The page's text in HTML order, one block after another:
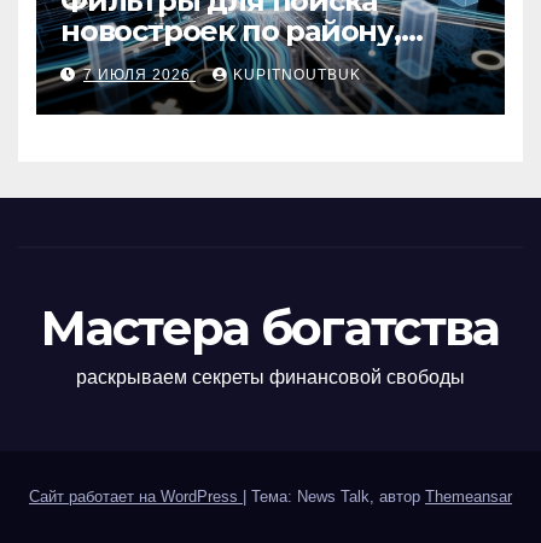
новостроек по району,
метро, площади и сроку
сдачи
7 ИЮЛЯ 2026 KUPITNOUTBUK
Мастера богатства
раскрываем секреты финансовой свободы
Сайт работает на WordPress Тема: News Talk, автор Themeansar